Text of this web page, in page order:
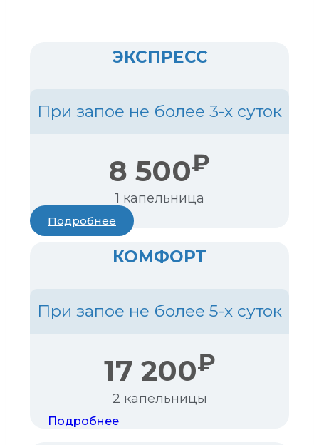
ЭКСПРЕСС
При запое не более 3-х суток
8 500₽
1 капельница
Подробнее
КОМФОРТ
При запое не более 5-х суток
17 200₽
2 капельницы
Подробнее